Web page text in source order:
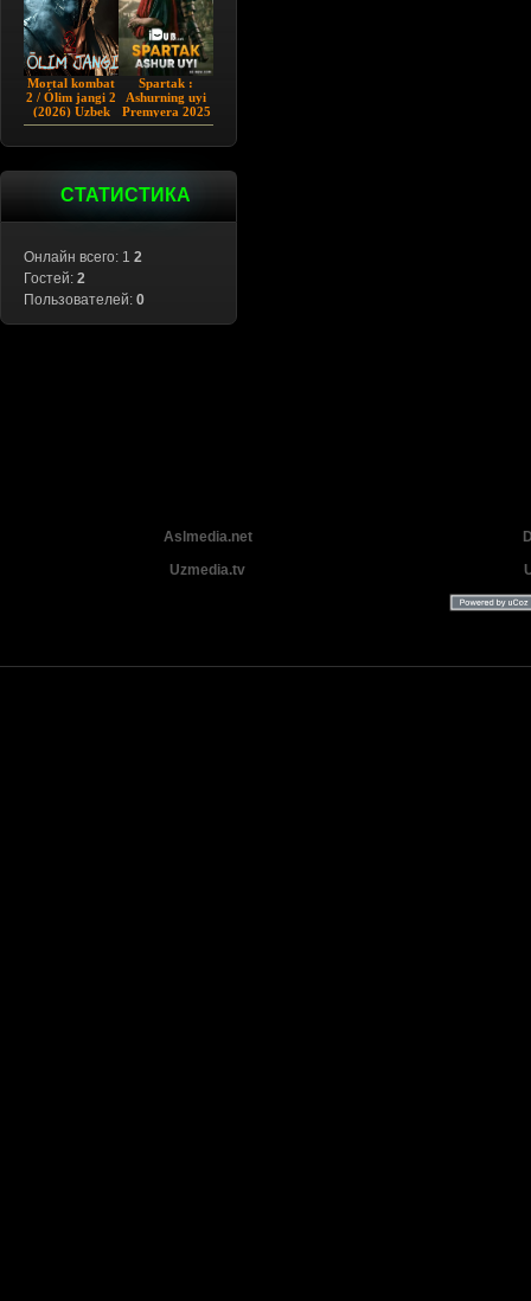
Mortal kombat
2 / Ólim jangi 2
(2026) Uzbek
tilida
Spartak :
Ashurning uyi
Premyera 2025
Barcha qismlar
СТАТИСТИКА
Онлайн всего: 1 2
Гостей: 2
Пользователей: 0
Aslmedia.net
Uzmedia.tv